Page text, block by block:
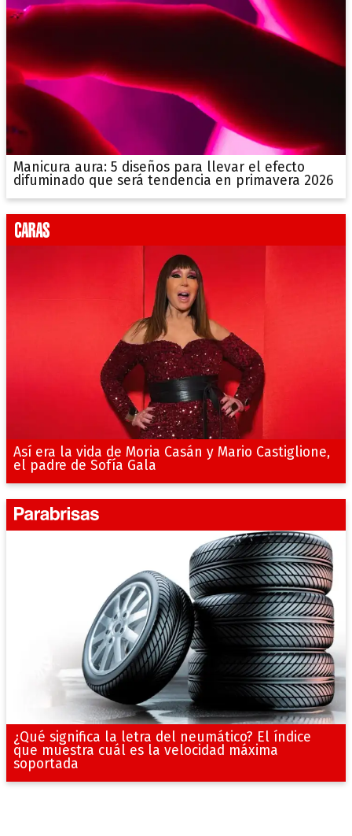
Manicura aura: 5 diseños para llevar el efecto
difuminado que será tendencia en primavera 2026
Así era la vida de Moria Casán y Mario Castiglione,
el padre de Sofía Gala
¿Qué significa la letra del neumático? El índice
que muestra cuál es la velocidad máxima
soportada